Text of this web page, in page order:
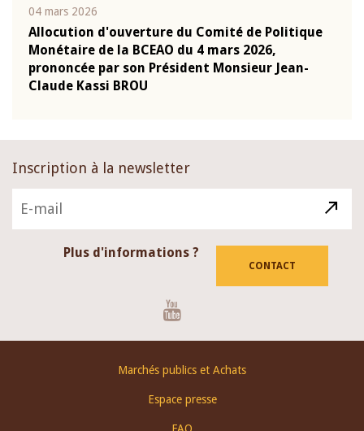
04 mars 2026
Allocution d'ouverture du Comité de Politique
Monétaire de la BCEAO du 4 mars 2026,
prononcée par son Président Monsieur Jean-
Claude Kassi BROU
Inscription à la newsletter
Plus d'informations ?
CONTACT
Marchés publics et Achats
Espace presse